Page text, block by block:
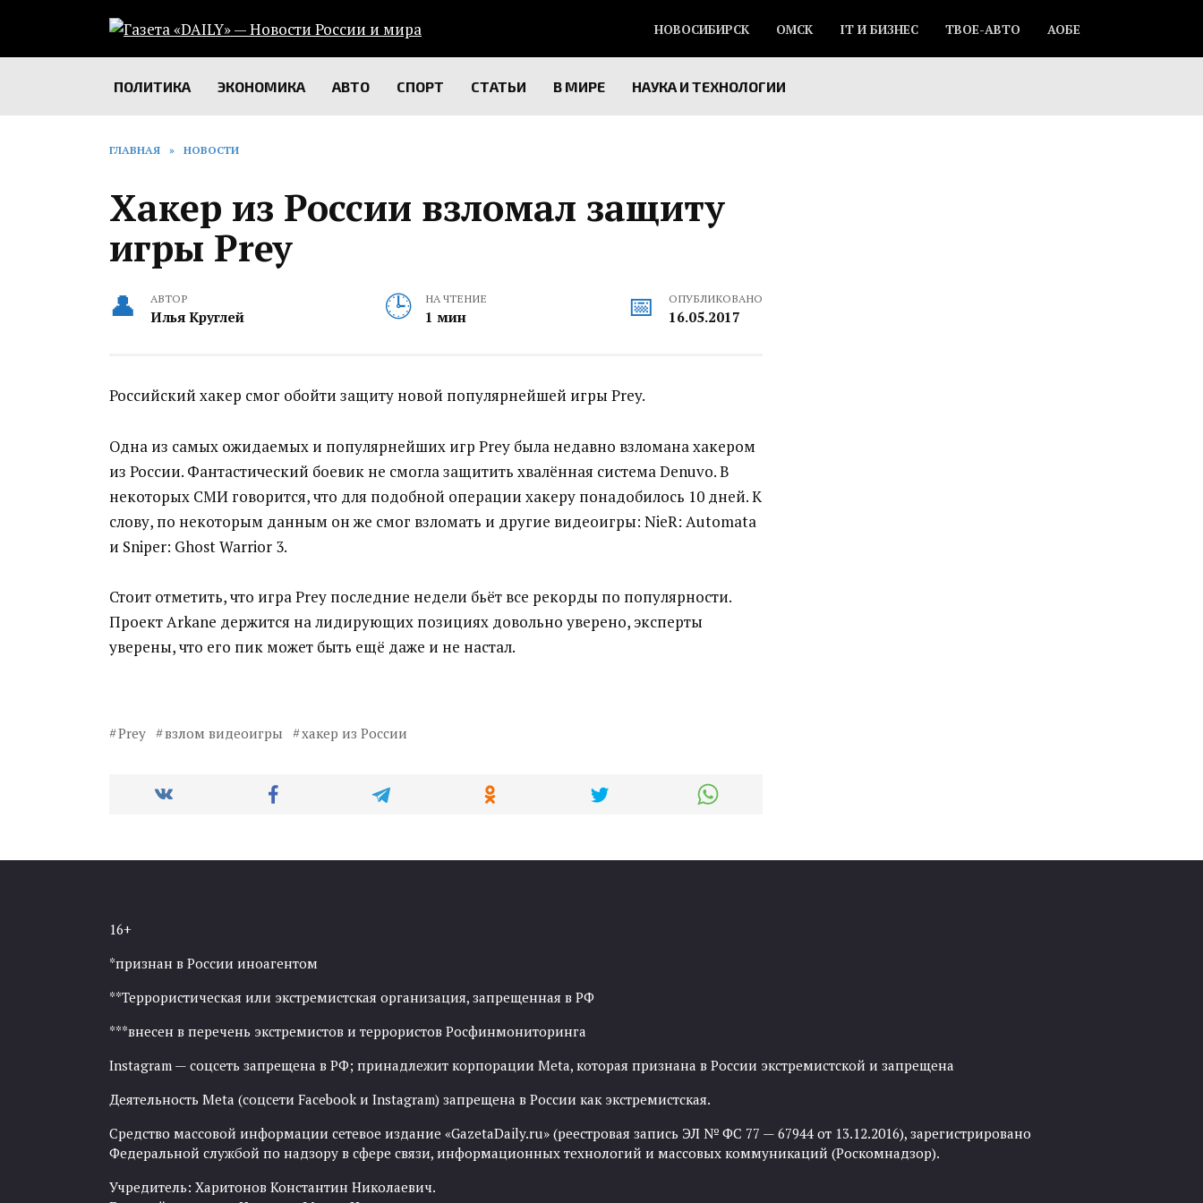
содержанию
НОВОСИБИРСК ОМСК IT И БИЗНЕС ТВОЕ-АВТО АОБЕ
ПОЛИТИКА ЭКОНОМИКА АВТО СПОРТ СТАТЬИ В МИРЕ НАУКА И ТЕХНОЛОГИИ
ГЛАВНАЯ » НОВОСТИ
Хакер из России взломал защиту
игры Prey
АВТОР
Илья Круглей
НА ЧТЕНИЕ
1 мин
ОПУБЛИКОВАНО
16.05.2017
Российский хакер смог обойти защиту новой популярнейшей игры Prey‍.
Одна из самых ожидаемых и популярнейших игр Prey‍ была недавно взломана хакером
из России. Фантастический боевик не смогла защитить хвалённая система Denuvo. В
некоторых СМИ говорится, что для подобной операции хакеру понадобилось 10 дней. К
слову, по некоторым данным он же смог взломать и другие видеоигры: NieR: Automata
и Sniper: Ghost Warrior 3.
Стоит отметить, что игра Prey последние недели бьёт все рекорды по популярности.
Проект Arkane держится на лидирующих позициях довольно уверено, эксперты
уверены, что его пик может быть ещё даже и не настал.
Prey взлом видеоигры хакер из России
16+
*признан в России иноагентом
**Террористическая или экстремистская организация, запрещенная в РФ
***внесен в перечень экстремистов и террористов Росфинмониторинга
Instagram — соцсеть запрещена в РФ; принадлежит корпорации Meta, которая признана в России экстремистской и запрещена
Деятельность Meta (соцсети Facebook и Instagram) запрещена в России как экстремистская.
Средство массовой информации сетевое издание «GazetaDaily.ru» (реестровая запись ЭЛ № ФС 77 — 67944 от 13.12.2016), зарегистрировано
Федеральной службой по надзору в сфере связи, информационных технологий и массовых коммуникаций (Роскомнадзор).
Учредитель: Харитонов Константин Николаевич.